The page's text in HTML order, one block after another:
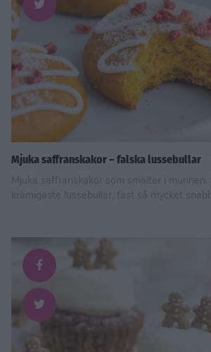
Mjuka saffranskakor – falska lussebullar